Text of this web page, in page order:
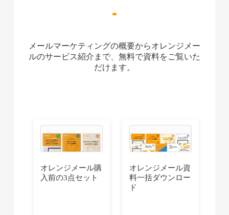
メールマーケティングの概要からオレンジメー
ルのサービス紹介まで、無料で資料をご覧いた
だけます。
オレンジメール購
入前の3点セット
オレンジメール資
料一括ダウンロー
ド